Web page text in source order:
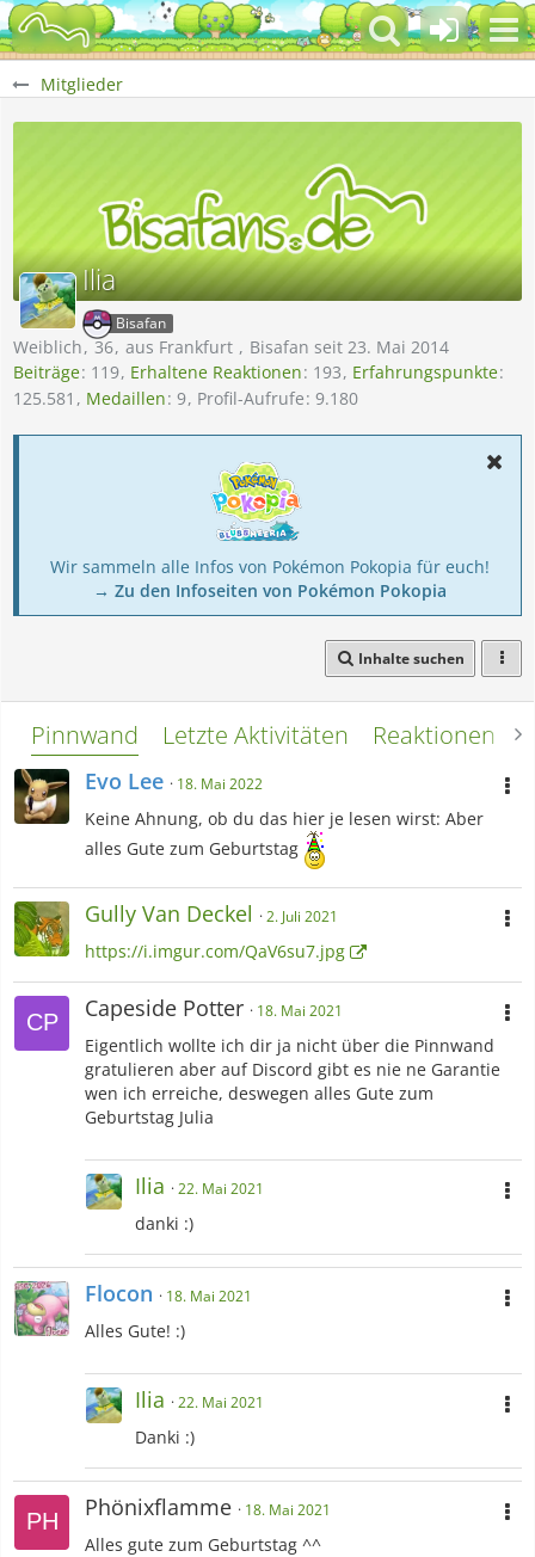
Mitglieder
Ilia
Bisafan
Weiblich 36 aus Frankfurt
Bisafan seit 23. Mai 2014
Beiträge 119 Erhaltene Reaktionen 193 Erfahrungspunkte
125.581
Medaillen 9 Profil-Aufrufe 9.180
Wir sammeln alle Infos von Pokémon Pokopia für euch!
→ Zu den Infoseiten von Pokémon Pokopia
Inhalte suchen
Pinnwand Letzte Aktivitäten Reaktionen
Evo Lee 18. Mai 2022
Keine Ahnung, ob du das hier je lesen wirst: Aber
alles Gute zum Geburtstag
Gully Van Deckel 2. Juli 2021
https://i.imgur.com/QaV6su7.jpg
Capeside Potter 18. Mai 2021
Eigentlich wollte ich dir ja nicht über die Pinnwand
gratulieren aber auf Discord gibt es nie ne Garantie
wen ich erreiche, deswegen alles Gute zum
Geburtstag Julia
Ilia 22. Mai 2021
danki :)
Flocon 18. Mai 2021
Alles Gute! :)
Ilia 22. Mai 2021
Danki :)
Phönixflamme 18. Mai 2021
Alles gute zum Geburtstag ^^